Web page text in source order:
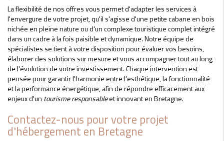
La flexibilité de nos offres vous permet d'adapter les services à
l'envergure de votre projet, qu'il s'agisse d'une petite cabane en bois
nichée en pleine nature ou d'un complexe touristique complet intégré
dans un cadre à la fois paisible et dynamique. Notre équipe de
spécialistes se tient à votre disposition pour évaluer vos besoins,
élaborer des solutions sur mesure et vous accompagner tout au long
de l'évolution de votre investissement. Chaque intervention est
pensée pour garantir l'harmonie entre l'esthétique, la fonctionnalité
et la performance énergétique, afin de répondre efficacement aux
enjeux d'un tourisme responsableet innovant en Bretagne.
Contactez-nous pour votre projet
d'hébergement en Bretagne